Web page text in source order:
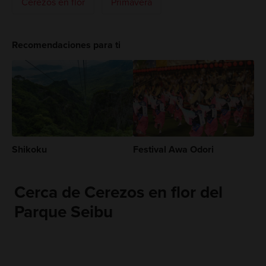
Cerezos en flor Primavera
Recomendaciones para ti
Shikoku Festival Awa Odori
Cerca de Cerezos en flor del
Parque Seibu